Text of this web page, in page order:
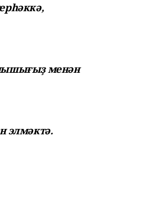
менән
элмәктә.